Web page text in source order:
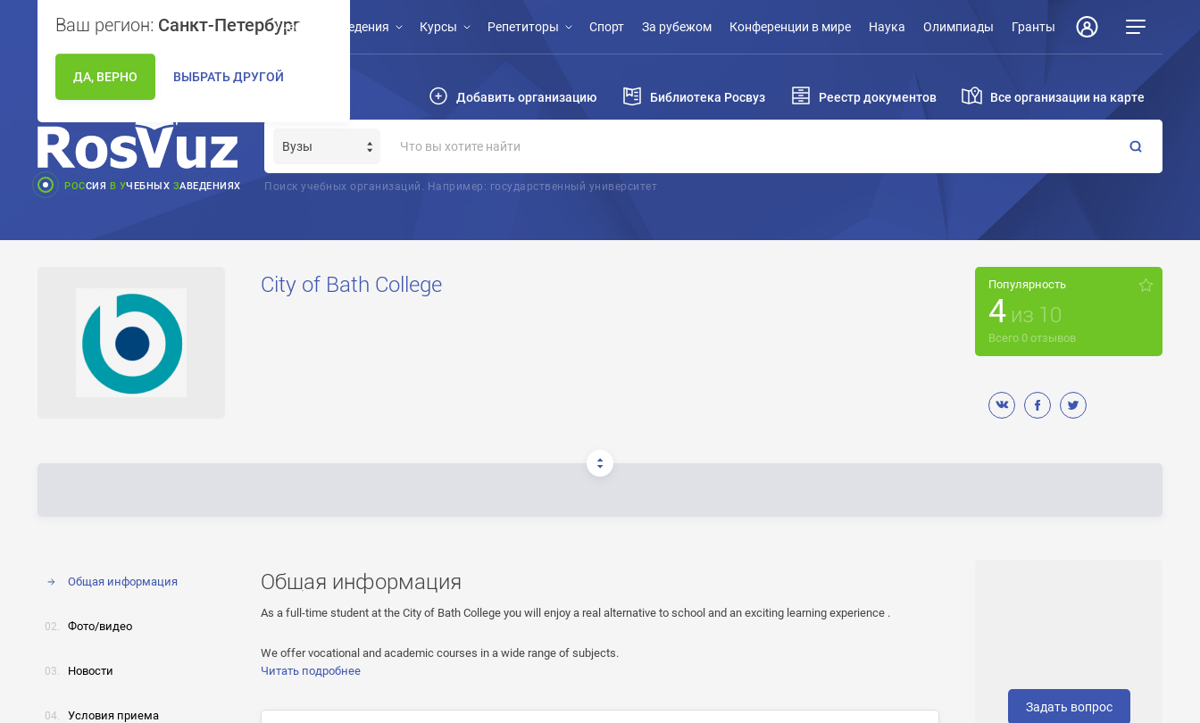
Ваш регион: Санкт-Петербург
ДА, ВЕРНО ВЫБРАТЬ ДРУГОЙ
Учебные заведения Курсы Репетиторы Спорт За рубежом Конференции в мире Наука Олимпиады Гранты
Добавить организацию Библиотека Росвуз Реестр документов Все организации на карте
РОССИЯ В УЧЕБНЫХ ЗАВЕДЕНИЯХ Поиск учебных организаций. Например: государственный университет
City of Bath College Популярность
4 из 10
Всего 0 отзывов
Общая информация
Фото/видео
Новости
Условия приема
Общая информация
As a full-time student at the City of Bath College you will enjoy a real alternative to school and an exciting learning experience .
We offer vocational and academic courses in a wide range of subjects.
Читать подробнее
Задать вопрос